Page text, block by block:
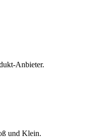
Anbieter.
und Klein.